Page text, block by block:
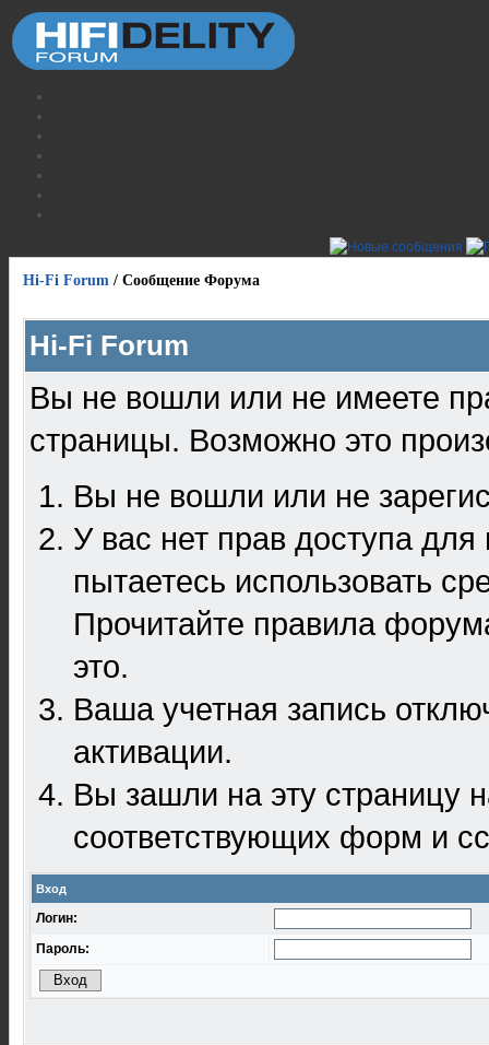
Hi-Fi Forum / Сообщение Форума
Hi-Fi Forum
Вы не вошли или не имеете
страницы. Возможно это
Вы не вошли или не
У вас нет прав доступа
пытаетесь использовать
Прочитайте правила
это.
Ваша учетная запись
активации.
Вы зашли на эту
соответствующих форм и
Вход
Логин:
Пароль: